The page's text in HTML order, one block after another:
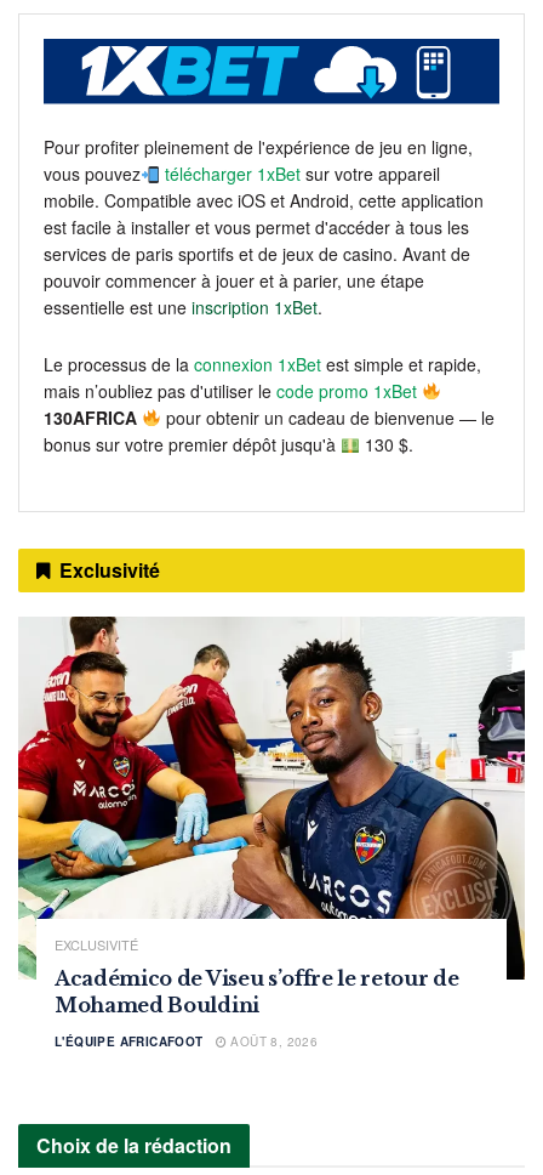
Pour profiter pleinement de l'expérience de jeu en ligne,
vous pouvez
télécharger 1xBet sur votre appareil
mobile. Compatible avec iOS et Android, cette application
est facile à installer et vous permet d'accéder à tous les
services de paris sportifs et de jeux de casino. Avant de
pouvoir commencer à jouer et à parier, une étape
essentielle est une inscription 1xBet.
Le processus de la connexion 1xBet est simple et rapide,
mais n’oubliez pas d'utiliser le code promo 1xBet
130AFRICA
pour obtenir un cadeau de bienvenue — le
bonus sur votre premier dépôt jusqu'à
130 $.
Exclusivité
EXCLUSIVITÉ
Académico de Viseu s’offre le retour de
Mohamed Bouldini
L'ÉQUIPE AFRICAFOOT AOÛT 8, 2026
Choix de la rédaction